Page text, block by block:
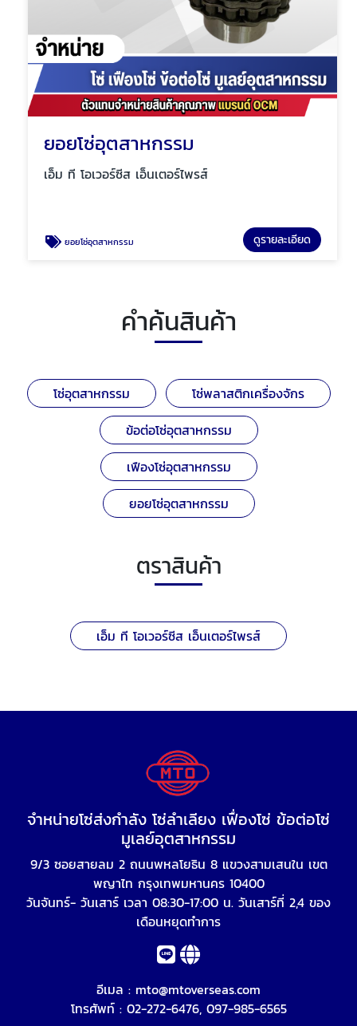
ยอยโซ่อุตสาหกรรม
เอ็ม ที โอเวอร์ซีส เอ็นเตอร์ไพรส์
ยอยโซ่อุตสาหกรรม ดูรายละเอียด
คำค้นสินค้า
โซ่อุตสาหกรรม
โซ่พลาสติกเครื่องจักร
ข้อต่อโซ่อุตสาหกรรม
เฟืองโซ่อุตสาหกรรม
ยอยโซ่อุตสาหกรรม
ตราสินค้า
เอ็ม ที โอเวอร์ซีส เอ็นเตอร์ไพรส์
จำหน่ายโซ่ส่งกำลัง โซ่ลำเลียง เฟื่องโซ่ ข้อต่อโซ่
มูเลย์อุตสาหกรรม
9/3 ซอยสายลม 2 ถนนพหลโยธิน 8 แขวงสามเสนใน เขต
พญาไท กรุงเทพมหานคร 10400
วันจันทร์- วันเสาร์ เวลา 08:30-17:00 น. วันเสาร์ที่ 2,4 ของ
เดือนหยุดทำการ
อีเมล : mto@mtoverseas.com
โทรศัพท์ : 02-272-6476, 097-985-6565